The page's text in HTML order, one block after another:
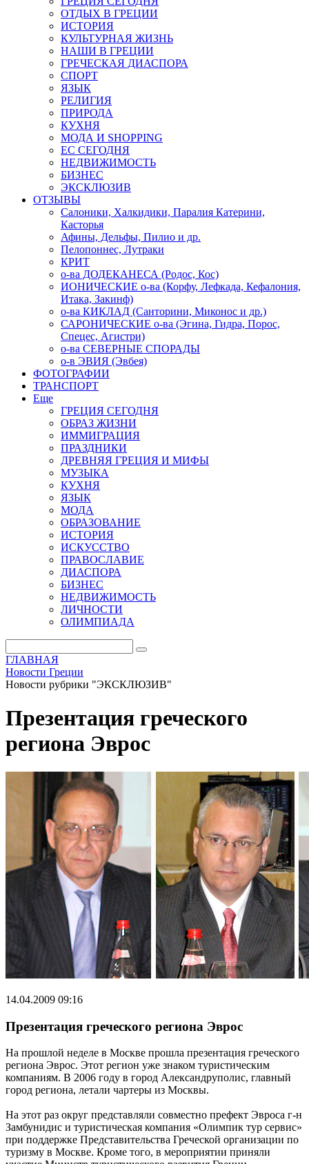
ОТДЫХ В ГРЕЦИИ
ИСТОРИЯ
КУЛЬТУРНАЯ ЖИЗНЬ
НАШИ В ГРЕЦИИ
ГРЕЧЕСКАЯ ДИАСПОРА
СПОРТ
ЯЗЫК
РЕЛИГИЯ
ПРИРОДА
КУХНЯ
МОДА И SHOPPING
ЕС СЕГОДНЯ
НЕДВИЖИМОСТЬ
БИЗНЕС
ЭКСКЛЮЗИВ
ОТЗЫВЫ
Салоники, Халкидики, Паралия Катерини,
Касторья
Афины, Дельфы, Пилио и др.
Пелопоннес, Лутраки
КРИТ
о-ва ДОДЕКАНЕСА (Родос, Кос)
ИОНИЧЕСКИЕ о-ва (Корфу, Лефкада, Кефалония,
Итака, Закинф)
о-ва КИКЛАД (Санторини, Миконос и др.)
САРОНИЧЕСКИЕ о-ва (Эгина, Гидра, Порос,
Спецес, Агистри)
о-ва СЕВЕРНЫЕ СПОРАДЫ
о-в ЭВИЯ (Эвбея)
ФОТОГРАФИИ
ТРАНСПОРТ
Еще
ГРЕЦИЯ СЕГОДНЯ
ОБРАЗ ЖИЗНИ
ИММИГРАЦИЯ
ПРАЗДНИКИ
ДРЕВНЯЯ ГРЕЦИЯ И МИФЫ
МУЗЫКА
КУХНЯ
ЯЗЫК
МОДА
ОБРАЗОВАНИЕ
ИСТОРИЯ
ИСКУССТВО
ПРАВОСЛАВИЕ
ДИАСПОРА
БИЗНЕС
НЕДВИЖИМОСТЬ
ЛИЧНОСТИ
ОЛИМПИАДА
ГЛАВНАЯ
Новости Греции
Новости рубрики "ЭКСКЛЮЗИВ"
Презентация греческого
региона Эврос
14.04.2009 09:16
Презентация греческого региона Эврос
На прошлой неделе в Москве прошла презентация греческого
региона Эврос. Этот регион уже знаком туристическим
компаниям. В 2006 году в город Александруполис, главный
город региона, летали чартеры из Москвы.
На этот раз округ представляли совместно префект Эвроса г-н
Замбунидис и туристическая компания «Олимпик тур сервис»
при поддержке Представительства Греческой организации по
туризму в Москве. Кроме того, в мероприятии приняли